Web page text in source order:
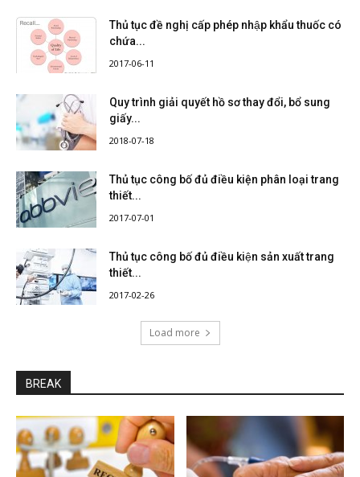
Thủ tục đề nghị cấp phép nhập khẩu thuốc có
chứa...
2017-06-11
Quy trình giải quyết hồ sơ thay đổi, bổ sung
giấy...
2018-07-18
Thủ tục công bố đủ điều kiện phân loại trang
thiết...
2017-07-01
Thủ tục công bố đủ điều kiện sản xuất trang
thiết...
2017-02-26
Load more
BREAK